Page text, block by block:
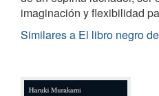
imaginación y flexibilidad
Similares a El libro negro